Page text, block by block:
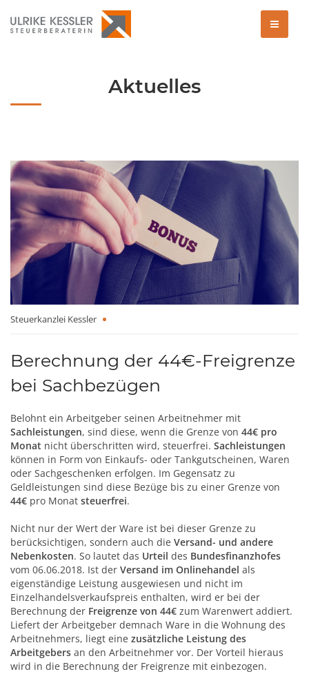
Aktuelles
Steuerkanzlei Kessler
Berechnung der 44€-Freigrenze
bei Sachbezügen
Belohnt ein Arbeitgeber seinen Arbeitnehmer mit
Sachleistungen, sind diese, wenn die Grenze von 44€ pro
Monat nicht überschritten wird, steuerfrei. Sachleistungen
können in Form von Einkaufs- oder Tankgutscheinen, Waren
oder Sachgeschenken erfolgen. Im Gegensatz zu
Geldleistungen sind diese Bezüge bis zu einer Grenze von
44€ pro Monat steuerfrei.
Nicht nur der Wert der Ware ist bei dieser Grenze zu
berücksichtigen, sondern auch die Versand- und andere
Nebenkosten. So lautet das Urteil des Bundesfinanzhofes
vom 06.06.2018. Ist der Versand im Onlinehandel als
eigenständige Leistung ausgewiesen und nicht im
Einzelhandelsverkaufspreis enthalten, wird er bei der
Berechnung der Freigrenze von 44€ zum Warenwert addiert.
Liefert der Arbeitgeber demnach Ware in die Wohnung des
Arbeitnehmers, liegt eine zusätzliche Leistung des
Arbeitgebers an den Arbeitnehmer vor. Der Vorteil hieraus
wird in die Berechnung der Freigrenze mit einbezogen.